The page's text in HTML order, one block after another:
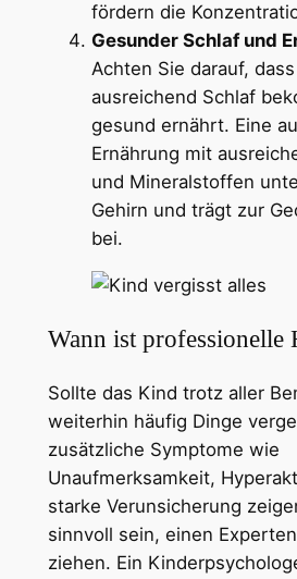
fördern die
Gesunder Schlaf und
Achten Sie darauf,
ausreichend Schlaf
gesund ernährt. Eine
Ernährung mit
und Mineralstoffen
Gehirn und trägt zur
bei.
Wann ist professionelle
Sollte das Kind trotz aller
weiterhin häufig Dinge
zusätzliche Symptome wie
Unaufmerksamkeit,
starke Verunsicherung
sinnvoll sein, einen
ziehen. Ein